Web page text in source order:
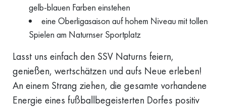
gelb-blauen Farben einstehen
eine Oberligasaison auf hohem Niveau mit tollen
Spielen am Naturnser Sportplatz
Lasst uns einfach den SSV Naturns feiern,
genießen, wertschätzen und aufs Neue erleben!
An einem Strang ziehen, die gesamte vorhandene
Energie eines fußballbegeisterten Dorfes positiv